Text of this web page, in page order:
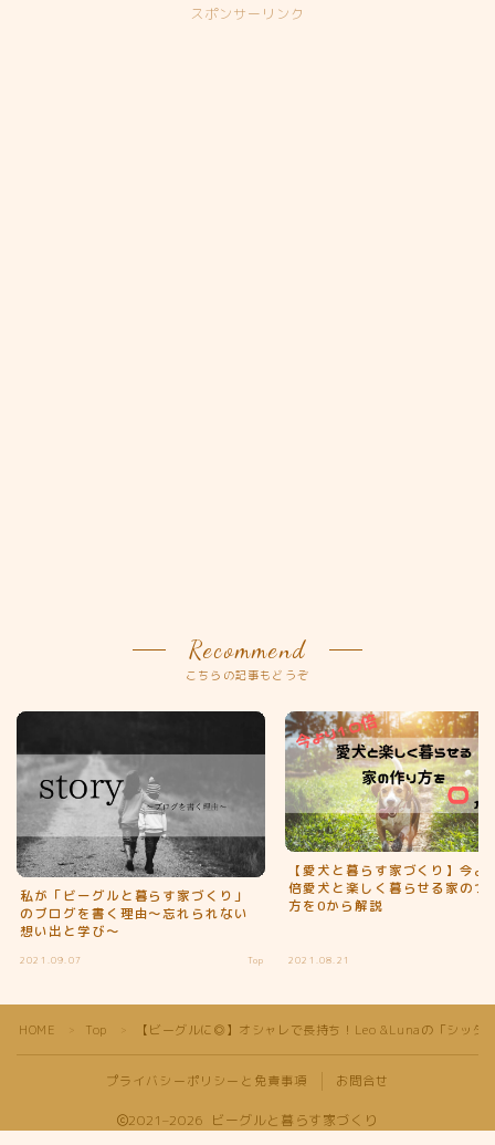
Follow Me
スポンサーリンク
Recommend
こちらの記事もどうぞ
私が「ビーグルと暮らす家づくり」
のブログを書く理由〜忘れられない
想い出と学び〜
2021.09.07 Top
【愛犬と暮らす家づくり】今よ
倍愛犬と楽しく暮らせる家のつ
方を0から解説
2021.08.21
HOME ＞ Top ＞ 【ビーグルに◎】オシャレで長持ち！Leo &Lunaの「シッタ
プライバシーポリシーと免責事項 お問合せ
2021–2026 ビーグルと暮らす家づくり